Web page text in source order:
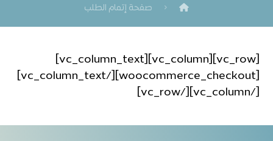
صفحة إتمام الطلب
[/vc_column][/vc_row]